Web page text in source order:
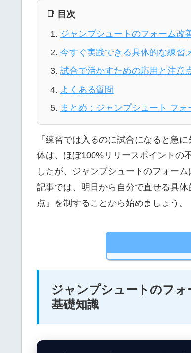
📑 目次
ジャンプシュートのフォーム改
今すぐ実践できる具体的な練習
試合で活かすための応用と注意
よくある質問
まとめ：ジャンプシュート フ
「練習では入るのに試合になると急
体は、ほぼ100%リリースポイントの
したが、ジャンプシュートのフォー
記事では、明日から自分で直せる具
点」を制することから始めましょう。
ジャンプシュートのフ
基礎知識